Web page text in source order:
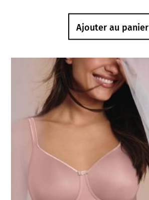
Ajouter au panier